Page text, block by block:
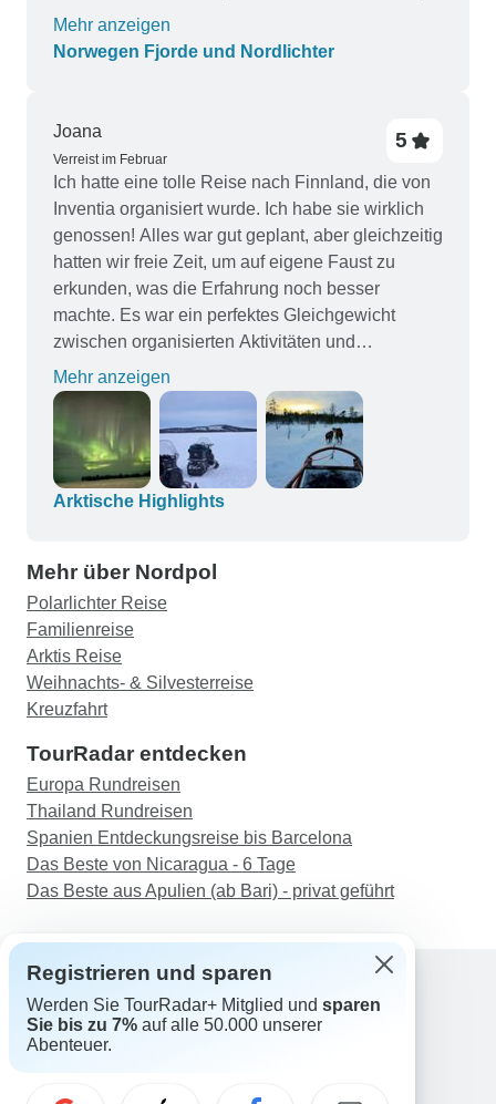
dass Ri die Reiseleitung übernimmt.
Mehr anzeigen
Norwegen Fjorde und Nordlichter
Joana
Verreist im Februar
5
Ich hatte eine tolle Reise nach Finnland, die von
Inventia organisiert wurde. Ich habe sie wirklich
genossen! Alles war gut geplant, aber gleichzeitig
hatten wir freie Zeit, um auf eigene Faust zu
erkunden, was die Erfahrung noch besser
machte. Es war ein perfektes Gleichgewicht
zwischen organisierten Aktivitäten und
persönlicher Zeit. Ich empfehle es auf jeden Fall
weiter!
Mehr anzeigen
Arktische Highlights
Mehr über Nordpol
Polarlichter Reise
Familienreise
Arktis Reise
Weihnachts- & Silvesterreise
Kreuzfahrt
TourRadar entdecken
Europa Rundreisen
Thailand Rundreisen
Spanien Entdeckungsreise bis Barcelona
Das Beste von Nicaragua - 6 Tage
Das Beste aus Apulien (ab Bari) - privat geführt
Support
Kontakt
Registrieren und sparen
Werden Sie TourRadar+ Mitglied und sparen
Sie bis zu 7% auf alle 50.000 unserer
Abenteuer.